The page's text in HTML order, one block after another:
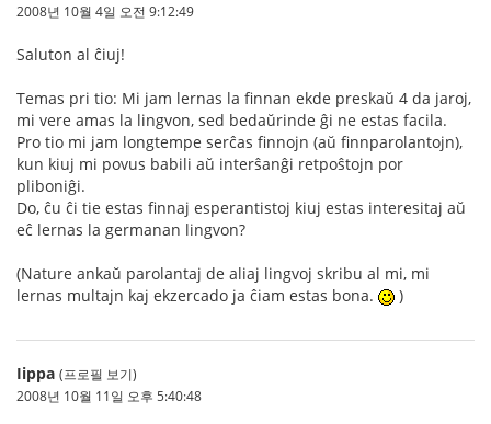
2008년 10월 4일 오전 9:12:49
Saluton al ĉiuj!
Temas pri tio: Mi jam lernas la finnan ekde preskaŭ 4 da jaroj,
mi vere amas la lingvon, sed bedaŭrinde ĝi ne estas facila.
Pro tio mi jam longtempe serĉas finnojn (aŭ finnparolantojn),
kun kiuj mi povus babili aŭ interŝanĝi retpoŝtojn por
pliboniĝi.
Do, ĉu ĉi tie estas finnaj esperantistoj kiuj estas interesitaj aŭ
eĉ lernas la germanan lingvon?
(Nature ankaŭ parolantaj de aliaj lingvoj skribu al mi, mi
lernas multajn kaj ekzercado ja ĉiam estas bona.
)
Iippa (프로필 보기)
2008년 10월 11일 오후 5:40:48